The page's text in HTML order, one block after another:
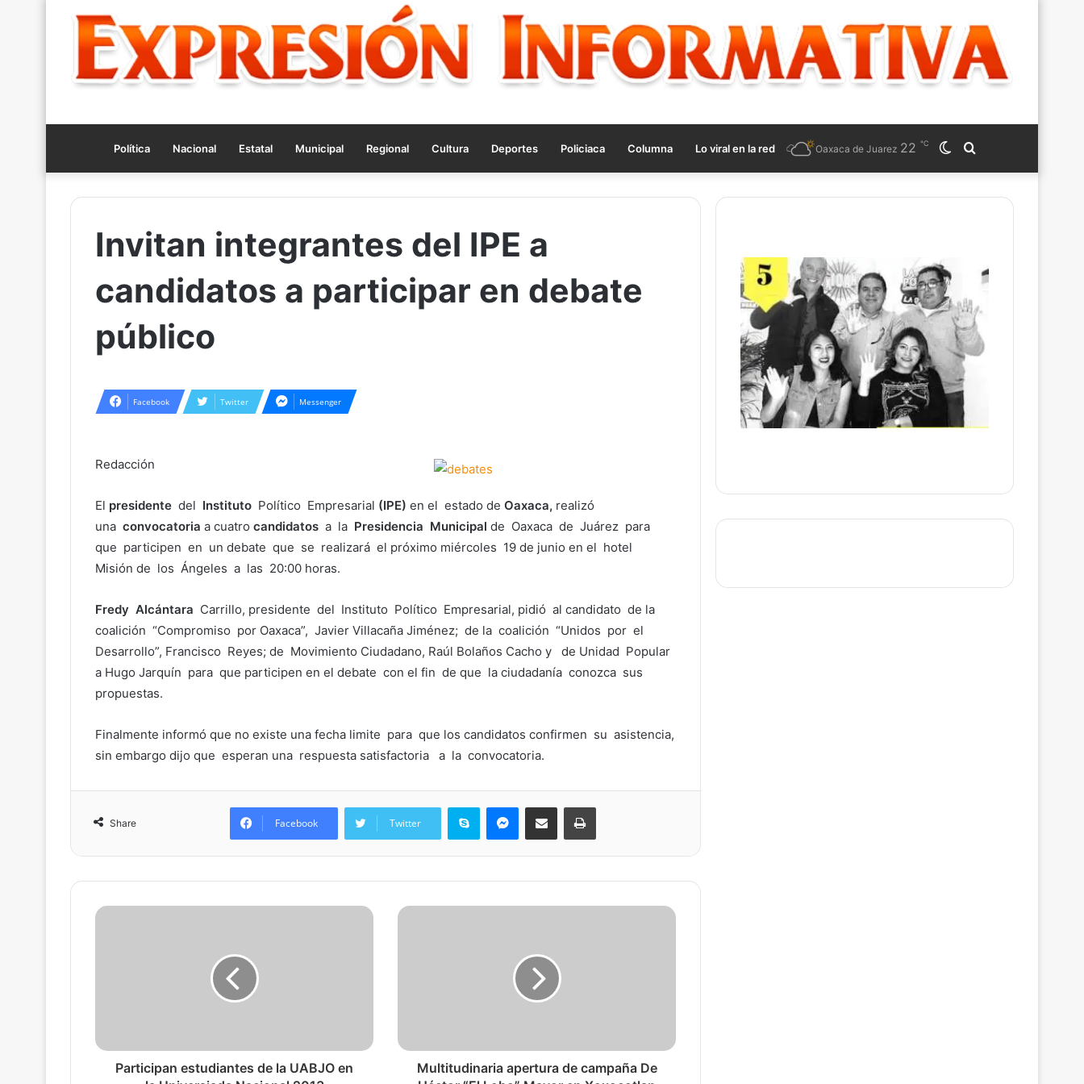
Política Nacional Estatal Municipal Regional Cultura Deportes Policiaca Columna Lo viral en la red Search
for
Switch
skin
Oaxaca de Juarez 22 ℃
Invitan integrantes del IPE a
candidatos a participar en debate
público
Facebook Twitter Messenger
Redacción
El presidente del Instituto Político Empresarial (IPE) en el estado de Oaxaca, realizó
una convocatoria a cuatro candidatos a la Presidencia Municipal de Oaxaca de Juárez para
que participen en un debate que se realizará el próximo miércoles 19 de junio en el hotel
Misión de los Ángeles a las 20:00 horas.
Fredy Alcántara Carrillo, presidente del Instituto Político Empresarial, pidió al candidato de la
coalición “Compromiso por Oaxaca”, Javier Villacaña Jiménez; de la coalición “Unidos por el
Desarrollo”, Francisco Reyes; de Movimiento Ciudadano, Raúl Bolaños Cacho y de Unidad Popular
a Hugo Jarquín para que participen en el debate con el fin de que la ciudadanía conozca sus
propuestas.
Finalmente informó que no existe una fecha limite para que los candidatos confirmen su asistencia,
sin embargo dijo que esperan una respuesta satisfactoria a la convocatoria.
Share Facebook Twitter
Skype Messenger
Share via Email Print
Participan estudiantes de la UABJO en
Multitudinaria apertura de campaña De